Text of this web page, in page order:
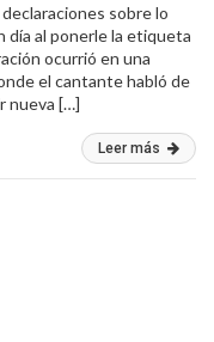
sobre lo
día al ponerle la etiqueta
ocurrió en una
el cantante habló de
nueva […]
Leer más